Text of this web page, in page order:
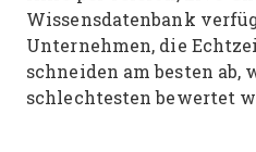
Wissensdatenbank
Unternehmen, die
schneiden am besten ab,
schlechtesten bewertet